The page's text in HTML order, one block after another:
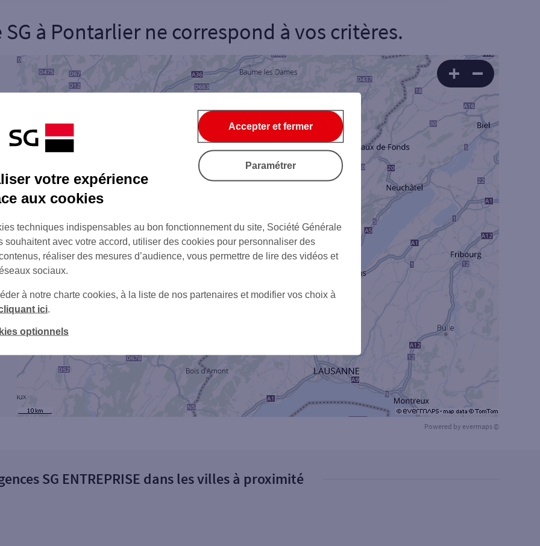
Entreprise
Ouverte le lundi
Ville / Code postal Rechercher
à Pontarlierne correspond à vos critères.
Powered by evermaps ©
SG ENTREPRISE dans les villes à proximité
votre expérience
aux cookies
techniques indispensables au bon fonctionnement du site, Société Générale
souhaitent avec votre accord, utiliser des cookies pour personnaliser des
réaliser des mesures d’audience, vous permettre de lire des vidéos et
sociaux.
à notre charte cookies, à la liste de nos partenaires et modifier vos choix à
ici
optionnels
Accepter et fermer
Paramétrer